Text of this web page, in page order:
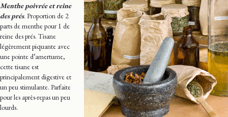
Menthe poivrée et reine
des prés. Proportion de 2
parts de menthe pour 1 de
reine des prés. Tisane
légèrement piquante avec
une pointe d’amertume,
cette tisane est
principalement digestive et
un peu stimulante. Parfaite
pour les après-repas un peu
lourds.